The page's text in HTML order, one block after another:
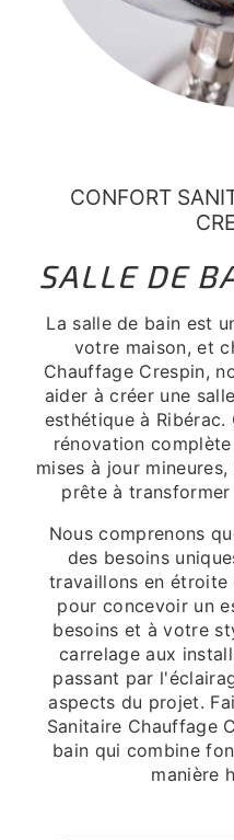
CONFORT
SALLE DE
La salle de bain est
votre maison, et
Chauffage Crespin,
aider à créer une
esthétique à Ribérac.
rénovation
mises à jour
prête à
Nous comprenons
des besoins
travaillons en
pour concevoir un
besoins et à votre
carrelage aux
passant par
aspects du projet.
Sanitaire Chauffage
bain qui combine
manière